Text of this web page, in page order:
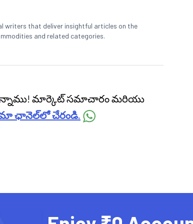
writers that deliver insightful articles on the
and related categories.
మార్కెట్ సమాచారం మరియు
ఛానెల్‌లో చేరండి.